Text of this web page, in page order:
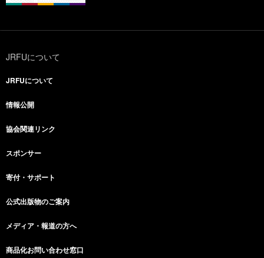
JRFUについて
JRFUについて
情報公開
協会関連リンク
スポンサー
寄付・サポート
公式出版物のご案内
メディア・報道の方へ
商品化お問い合わせ窓口